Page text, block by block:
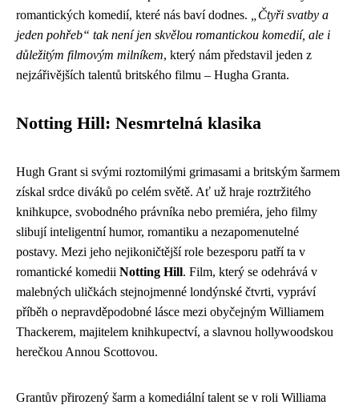
romantických komedií, které nás baví dodnes.
„Čtyři svatby a
jeden pohřeb“ tak není jen skvělou romantickou komedií, ale i
důležitým filmovým milníkem, který nám představil jeden z
nejzářivějších talentů britského filmu – Hugha Granta.
Notting Hill: Nesmrtelná klasika
Hugh Grant si svými roztomilými grimasami a britským šarmem
získal srdce diváků po celém světě. Ať už hraje roztržitého
knihkupce, svobodného právníka nebo premiéra, jeho filmy
slibují inteligentní humor, romantiku a nezapomenutelné
postavy. Mezi jeho nejikoničtější role bezesporu patří ta v
romantické komedii Notting Hill. Film, který se odehrává v
malebných uličkách stejnojmenné londýnské čtvrti, vypráví
příběh o nepravděpodobné lásce mezi obyčejným Williamem
Thackerem, majitelem knihkupectví, a slavnou hollywoodskou
herečkou Annou Scottovou.
Grantův přirozený šarm a komediální talent se v roli Williama